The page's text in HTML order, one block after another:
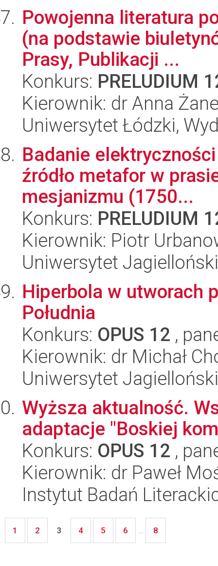
Powojenna literatura
(na podstawie
Prasy, Publikacji ...
Konkurs: PRELUDIUM
Kierownik: dr Anna
Uniwersytet Łódzki,
Badanie
źródło metafor w
mesjanizmu (1750...
Konkurs: PRELUDIUM
Kierownik: Piotr
Uniwersytet
Hiperbola w utworach
Południa
Konkurs: OPUS 12 ,
Kierownik: dr Michał
Uniwersytet
Wyższa aktualność.
adaptacje "Boskiej
Konkurs: OPUS 12 ,
Kierownik: dr Paweł
Instytut Badań
1 2 3 4 5 6 ... 8